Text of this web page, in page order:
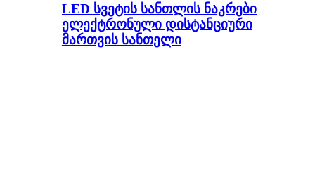
LED სვეტის სანთლის ნაკრები
ელექტრონული დისტანციური
მართვის სანთელი